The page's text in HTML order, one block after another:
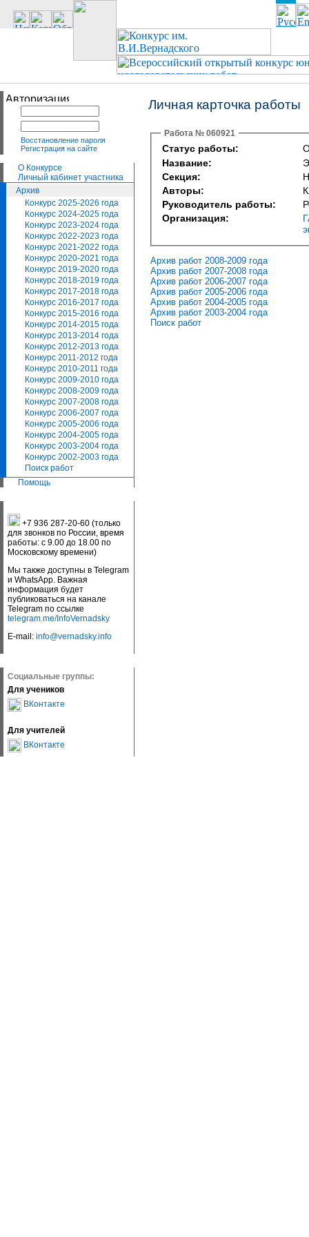
Восстановление пароля
Регистрация на сайте
О Конкурсе
Личный кабинет участника
Архив
Конкурс 2025-2026 года
Конкурс 2024-2025 года
Конкурс 2023-2024 года
Конкурс 2022-2023 года
Конкурс 2021-2022 года
Конкурс 2020-2021 года
Конкурс 2019-2020 года
Конкурс 2018-2019 года
Конкурс 2017-2018 года
Конкурс 2016-2017 года
Конкурс 2015-2016 года
Конкурс 2014-2015 года
Конкурс 2013-2014 года
Конкурс 2012-2013 года
Конкурс 2011-2012 года
Конкурс 2010-2011 года
Конкурс 2009-2010 года
Конкурс 2008-2009 года
Конкурс 2007-2008 года
Конкурс 2006-2007 года
Конкурс 2005-2006 года
Конкурс 2004-2005 года
Конкурс 2003-2004 года
Конкурс 2002-2003 года
Поиск работ
Помощь
+7 936 287-20-60 (только
для звонков по России, время
работы: с 9.00 до 18.00 по
Московскому времени)
Мы также доступны в Telegram
и WhatsApp. Важная
информация будет
публиковаться на канале
Telegram по ссылке
telegram.me/InfoVernadsky
E-mail: info@vernadsky.info
Социальные группы:
Для учеников
ВКонтакте
Для учителей
ВКонтакте
Личная карточка работы
Работа № 060921
Статус работы:
Название:
Секция:
Авторы:
Руководитель работы:
Организация:
Архив работ 2008-2009 года
Архив работ 2007-2008 года
Архив работ 2006-2007 года
Архив работ 2005-2006 года
Архив работ 2004-2005 года
Архив работ 2003-2004 года
Поиск работ